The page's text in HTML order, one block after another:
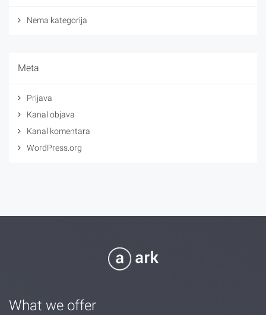
Nema kategorija
Meta
Prijava
Kanal objava
Kanal komentara
WordPress.org
What we offer